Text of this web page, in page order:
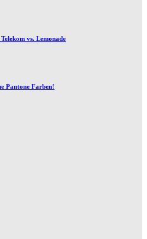
vs. Lemonade
Pantone Farben!